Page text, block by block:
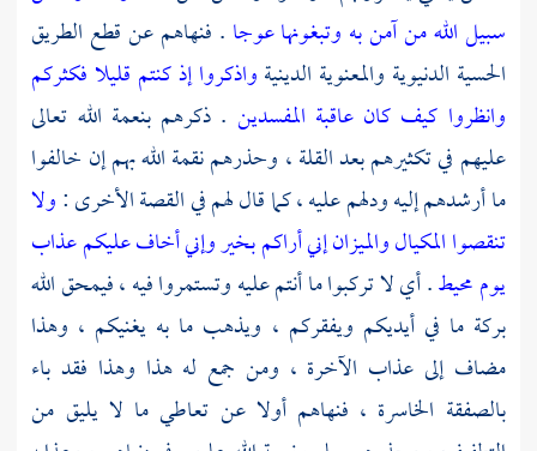
سبيل الله من آمن به وتبغونها عوجا . فنهاهم عن قطع الطريق
الحسية الدنيوية والمعنوية الدينيةواذكروا إذ كنتم قليلا فكثركم
وانظروا كيف كان عاقبة المفسدين . ذكرهم بنعمة الله تعالى
عليهم في تكثيرهم بعد القلة ، وحذرهم نقمة الله بهم إن خالفوا
ما أرشدهم إليه ودلهم عليه ، كما قال لهم في القصة الأخرى :ولا
تنقصوا المكيال والميزان إني أراكم بخير وإني أخاف عليكم عذاب
يوم محيط. أي لا تركبوا ما أنتم عليه وتستمروا فيه ، فيمحق الله
بركة ما في أيديكم ويفقركم ، ويذهب ما به يغنيكم ، وهذا
مضاف إلى عذاب الآخرة ، ومن جمع له هذا وهذا فقد باء
بالصفقة الخاسرة ، فنهاهم أولا عن تعاطي ما لا يليق من